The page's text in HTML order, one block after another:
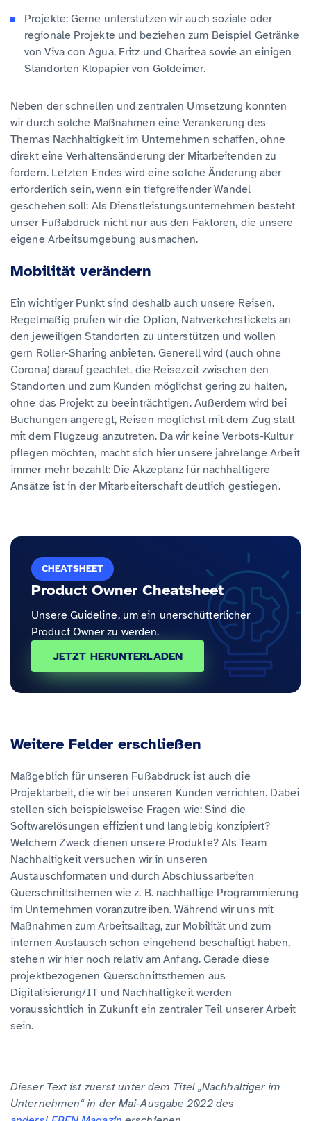
Projekte: Gerne unterstützen wir auch soziale oder
regionale Projekte und beziehen zum Beispiel Getränke
von Viva con Agua, Fritz und Charitea sowie an einigen
Standorten Klopapier von Goldeimer.
Neben der schnellen und zentralen Umsetzung konnten
wir durch solche Maßnahmen eine Verankerung des
Themas Nachhaltigkeit im Unternehmen schaffen, ohne
direkt eine Verhaltensänderung der Mitarbeitenden zu
fordern. Letzten Endes wird eine solche Änderung aber
erforderlich sein, wenn ein tiefgreifender Wandel
geschehen soll: Als Dienstleistungsunternehmen besteht
unser Fußabdruck nicht nur aus den Faktoren, die unsere
eigene Arbeitsumgebung ausmachen.
Mobilität verändern
Ein wichtiger Punkt sind deshalb auch unsere Reisen.
Regelmäßig prüfen wir die Option, Nahverkehrstickets an
den jeweiligen Standorten zu unterstützen und wollen
gern Roller-Sharing anbieten. Generell wird (auch ohne
Corona) darauf geachtet, die Reisezeit zwischen den
Standorten und zum Kunden möglichst gering zu halten,
ohne das Projekt zu beeinträchtigen. Außerdem wird bei
Buchungen angeregt, Reisen möglichst mit dem Zug statt
mit dem Flugzeug anzutreten. Da wir keine Verbots-Kultur
pflegen möchten, macht sich hier unsere jahrelange Arbeit
immer mehr bezahlt: Die Akzeptanz für nachhaltigere
Ansätze ist in der Mitarbeiterschaft deutlich gestiegen.
CHEATSHEET
Product Owner Cheatsheet
Unsere Guideline, um ein unerschütterlicher
Product Owner zu werden.
JETZT HERUNTERLADEN
Weitere Felder erschließen
Maßgeblich für unseren Fußabdruck ist auch die
Projektarbeit, die wir bei unseren Kunden verrichten. Dabei
stellen sich beispielsweise Fragen wie: Sind die
Softwarelösungen effizient und langlebig konzipiert?
Welchem Zweck dienen unsere Produkte? Als Team
Nachhaltigkeit versuchen wir in unseren
Austauschformaten und durch Abschlussarbeiten
Querschnittsthemen wie z. B. nachhaltige Programmierung
im Unternehmen voranzutreiben. Während wir uns mit
Maßnahmen zum Arbeitsalltag, zur Mobilität und zum
internen Austausch schon eingehend beschäftigt haben,
stehen wir hier noch relativ am Anfang. Gerade diese
projektbezogenen Querschnittsthemen aus
Digitalisierung/IT und Nachhaltigkeit werden
voraussichtlich in Zukunft ein zentraler Teil unserer Arbeit
sein.
Dieser Text ist zuerst unter dem Titel „Nachhaltiger im
Unternehmen“ in der Mai-Ausgabe 2022 des